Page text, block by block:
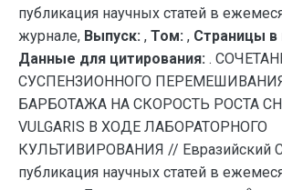
публикация научных статей в
журнале, Выпуск: , Том: , Страницы в
Данные для цитирования: .
СУСПЕНЗИОННОГО
БАРБОТАЖА НА СКОРОСТЬ РОСТА
VULGARIS В ХОДЕ ЛАБОРАТОРНОГО
КУЛЬТИВИРОВАНИЯ // Евразийский
публикация научных статей в